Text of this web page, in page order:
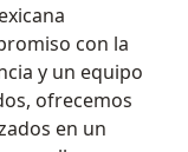
con la
y un equipo
ofrecemos
en un